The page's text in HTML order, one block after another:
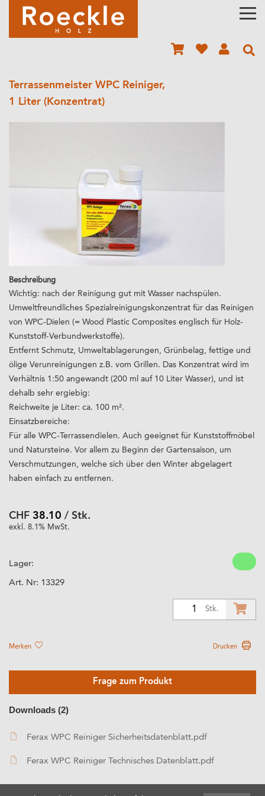
Terrassenmeister WPC Reiniger,
1 Liter (Konzentrat)
Beschreibung
Wichtig: nach der Reinigung gut mit Wasser nachspülen.
Umweltfreundliches Spezialreinigungskonzentrat für das Reinigen
von WPC-Dielen (= Wood Plastic Composites englisch für Holz-
Kunststoff-Verbundwerkstoffe).
Entfernt Schmutz, Umweltablagerungen, Grünbelag, fettige und
ölige Verunreinigungen z.B. vom Grillen. Das Konzentrat wird im
Verhältnis 1:50 angewandt (200 ml auf 10 Liter Wasser), und ist
dehalb sehr ergiebig:
Reichweite je Liter: ca. 100 m².
Einsatzbereiche:
Für alle WPC-Terrassendielen. Auch geeignet für Kunststoffmöbel
und Natursteine. Vor allem zu Beginn der Gartensaison, um
Verschmutzungen, welche sich über den Winter abgelagert
haben einfach zu entfernen.
CHF 38.10 / Stk.
exkl. 8.1% MwSt.
Lager:
Art. Nr: 13329
Stk.
Merken Drucken
Frage zum Produkt
Downloads (2)
Ferax WPC Reiniger Sicherheitsdatenblatt.pdf
Ferax WPC Reiniger Technisches Datenblatt.pdf